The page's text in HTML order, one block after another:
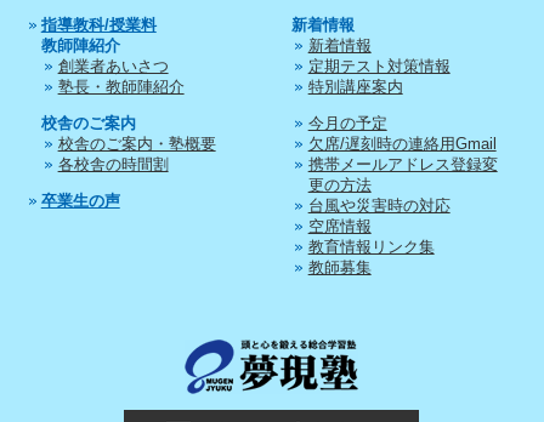
指導教科/授業料
教師陣紹介
創業者あいさつ
塾長・教師陣紹介
校舎のご案内
校舎のご案内・塾概要
各校舎の時間割
卒業生の声
新着情報
新着情報
定期テスト対策情報
特別講座案内
今月の予定
欠席/遅刻時の連絡用Gmail
携帯メールアドレス登録変
更の方法
台風や災害時の対応
空席情報
教育情報リンク集
教師募集